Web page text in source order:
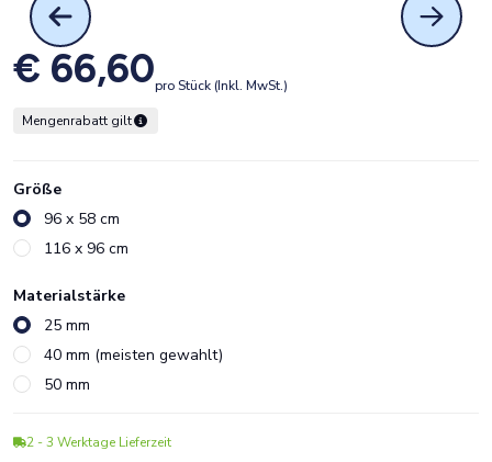
€ 66,60pro Stück (Inkl. MwSt.)
Mengenrabatt gilt
Größe
96 x 58 cm
116 x 96 cm
Materialstärke
25 mm
40 mm (meisten gewahlt)
50 mm
2 - 3 Werktage Lieferzeit